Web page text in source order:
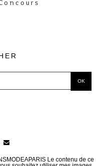
Le contenu de ce